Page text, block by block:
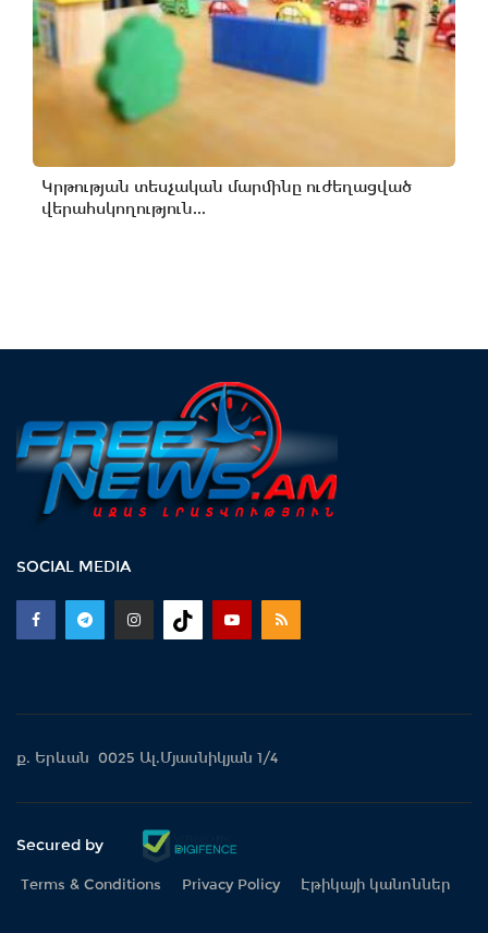
Կրթության տեսչական մարմինը ուժեղացված
վերահսկողություն...
SOCIAL MEDIA
ք. Երևան 0025 Ալ.Մյասնիկյան 1/4
Secured by
Terms & Conditions Privacy Policy Էթիկայի կանոններ